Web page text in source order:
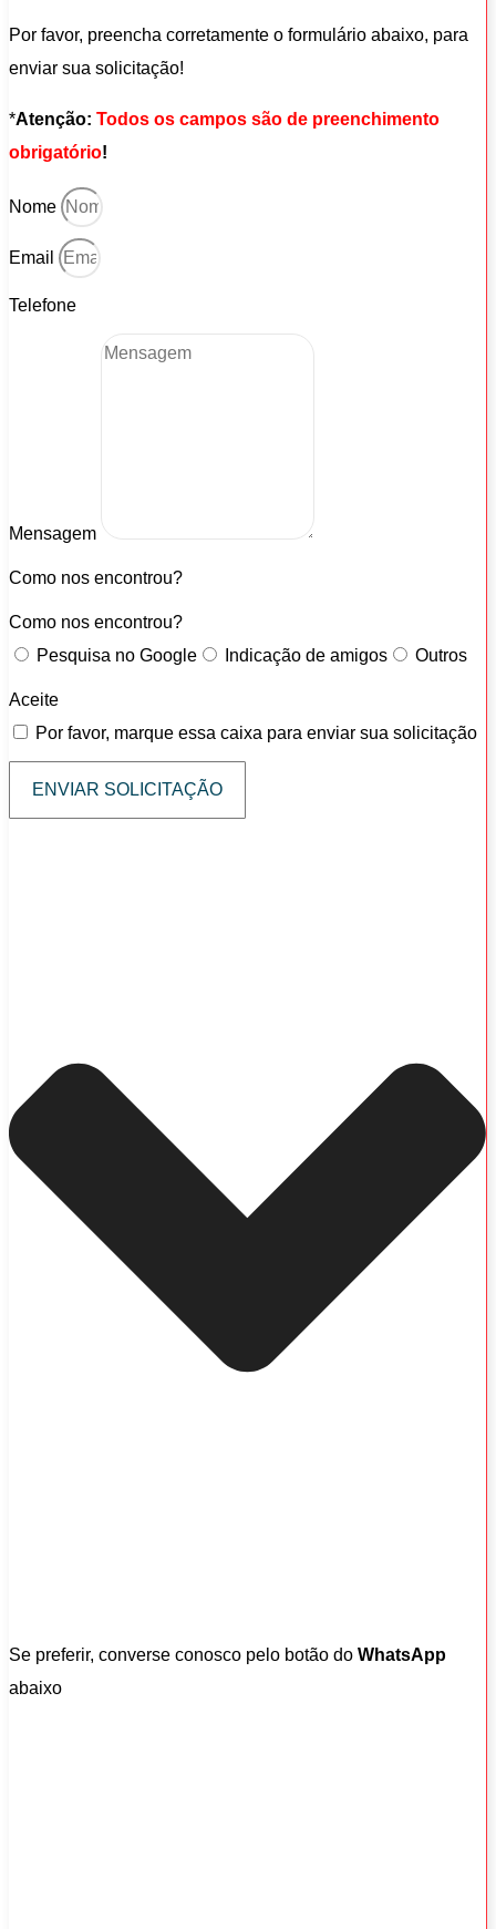
Por favor, preencha corretamente o formulário abaixo, para
enviar sua solicitação!
*Atenção: Todos os campos são de preenchimento
obrigatório!
Nome
Email
Telefone
Mensagem
Como nos encontrou?
Como nos encontrou?
Pesquisa no Google
Indicação de amigos Outros
Aceite
Por favor, marque essa caixa para enviar sua solicitação
ENVIAR SOLICITAÇÃO
Se preferir, converse conosco pelo botão do WhatsApp
abaixo